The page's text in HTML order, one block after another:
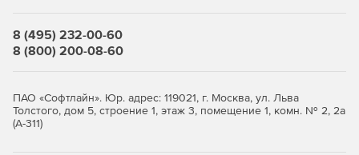
Реалистичная визуализация проектов.
8 (495) 232-00-60
8 (800) 200-08-60
ПАО «Софтлайн». Юр. адрес: 119021, г. Москва, ул. Льва
Толстого, дом 5, строение 1, этаж 3, помещение 1, комн. № 2, 2а
(А-311)